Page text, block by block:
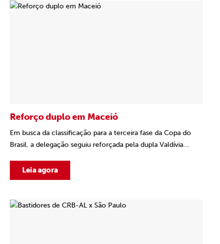
Reforço duplo em Maceió
Em busca da classificação para a terceira fase da Copa do
Brasil, a delegação seguiu reforçada pela dupla Valdívia...
Leia agora